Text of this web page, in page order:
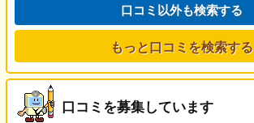
口コミ以外も検索する
もっと口コミを検索する
口コミを募集しています